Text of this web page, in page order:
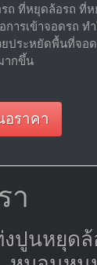
ถ ที่หยุดล้อรถ ที่
การเข้าจอดรถ ท
ยประหยัดพื้นที่จอ
ากขึ้น
อราคา
า
งปูนหยุ